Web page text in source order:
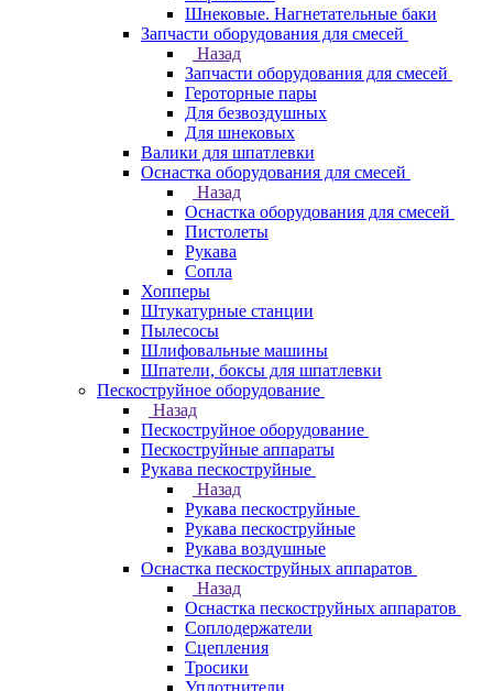
Шнековые. Нагнетательные баки
Запчасти оборудования для смесей
Назад
Запчасти оборудования для смесей
Героторные пары
Для безвоздушных
Для шнековых
Валики для шпатлевки
Оснастка оборудования для смесей
Назад
Оснастка оборудования для смесей
Пистолеты
Рукава
Сопла
Хопперы
Штукатурные станции
Пылесосы
Шлифовальные машины
Шпатели, боксы для шпатлевки
Пескоструйное оборудование
Назад
Пескоструйное оборудование
Пескоструйные аппараты
Рукава пескоструйные
Назад
Рукава пескоструйные
Рукава пескоструйные
Рукава воздушные
Оснастка пескоструйных аппаратов
Назад
Оснастка пескоструйных аппаратов
Соплодержатели
Сцепления
Тросики
Уплотнители